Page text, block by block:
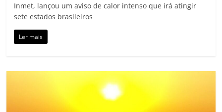
Inmet, lançou um aviso de calor intenso que irá atingir
sete estados brasileiros
Ler mais